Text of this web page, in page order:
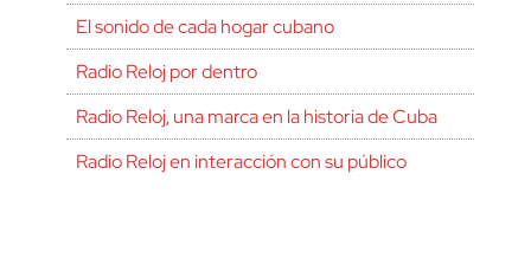
El sonido de cada hogar cubano
Radio Reloj por dentro
Radio Reloj, una marca en la historia de Cuba
Radio Reloj en interacción con su público